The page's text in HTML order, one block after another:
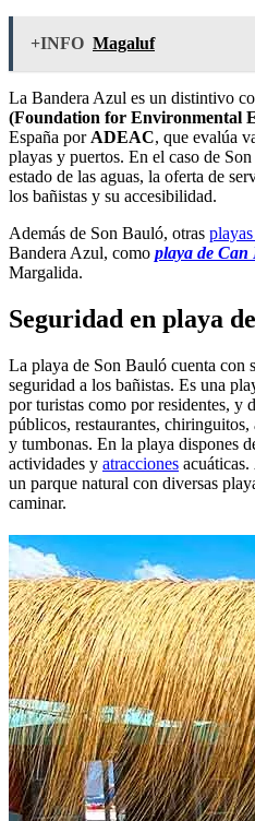
+INFO Magaluf
La Bandera Azul es un distintivo
(Foundation for Environmental
España porADEAC, que evalúa
playas y puertos. En el caso de
estado de las aguas, la oferta de
los bañistas y su accesibilidad.
Además de Son Bauló, otras
Bandera Azul, como playa de Can
Margalida.
Seguridad en playa
La playa de Son Bauló cuenta con
seguridad a los bañistas. Es una
por turistas como por residentes, y
públicos, restaurantes,
y tumbonas. En la playa dispones
actividades y atracciones acuáticas.
un parque natural con diversas
caminar.